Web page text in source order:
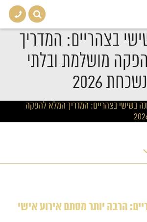
בצהריים: המדריך
מושלמת ובלתי
נשכחת 2026
בשישי בצהריים: המדריך המלא להפקה
הרבה יותר מסתם אירוע אישי